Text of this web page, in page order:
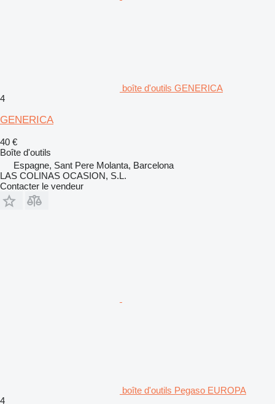
boîte d'outils GENERICA
4
GENERICA
40 €
Boîte d'outils
Espagne, Sant Pere Molanta, Barcelona
LAS COLINAS OCASION, S.L.
Contacter le vendeur
boîte d'outils Pegaso EUROPA
4